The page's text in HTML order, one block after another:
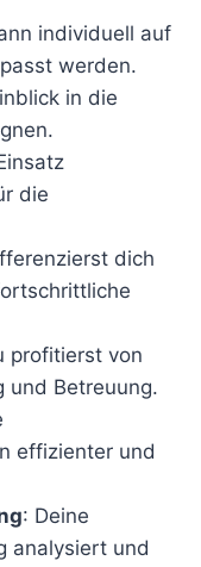
individuell auf
werden.
in die
die
dich
profitierst von
und Betreuung.
effizienter und
: Deine
analysiert und